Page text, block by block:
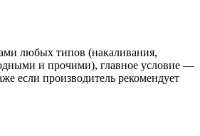
любых типов (накаливания,
и прочими), главное условие —
если производитель рекомендует